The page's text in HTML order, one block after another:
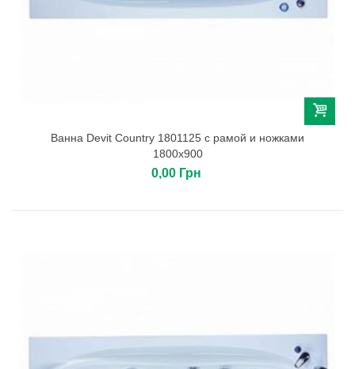
Ванна Devit Country 1801125 c рамой и ножками
1800х900
0,00 Грн